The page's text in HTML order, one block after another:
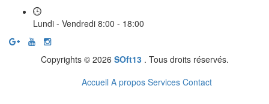
Lundi - Vendredi 8:00 - 18:00
Copyrights © 2026 SOft13 . Tous droits réservés.
Accueil A propos Services Contact